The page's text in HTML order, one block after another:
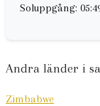
Soluppgång:
Andra länder i
Zimbabwe